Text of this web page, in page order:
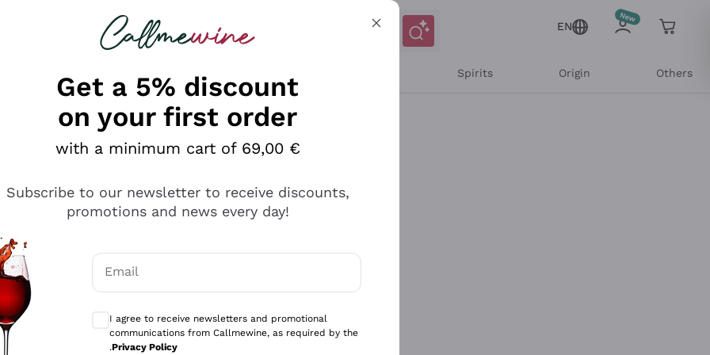
looking for
EN
Spirits Origin Others
Get a 5% discount
on your first order
with a minimum cart of 69,00 €
Subscribe to our newsletter to receive discounts,
promotions and news every day!
Email
I agree to receive newsletters and promotional
communications from Callmewine, as required by the
.Privacy Policy